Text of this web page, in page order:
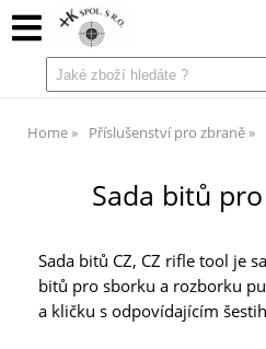
Home Příslušenství pro zbraně
Sada bitů
Sada bitů CZ, CZ rifle tool je
bitů pro sborku a rozborku
a kličku s odpovídajícím